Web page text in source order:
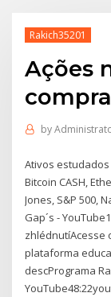
Rakich35201
Ações
by
Ativos
Bitcoin CASH,
Jones, S&P 500,
Gap´s -
zhlédnutíAcesse
plataforma
descPrograma